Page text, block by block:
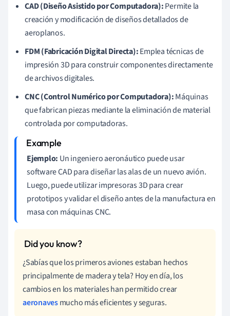
CAD (Diseño Asistido por Computadora):Permite la
creación y modificación de diseños detallados de
aeroplanos.
FDM (Fabricación Digital Directa):Emplea técnicas de
impresión 3D para construir componentes directamente
de archivos digitales.
CNC (Control Numérico por Computadora):Máquinas
que fabrican piezas mediante la eliminación de material
controlada por computadoras.
Ejemplo: Un ingeniero aeronáutico puede usar
software CAD para diseñar las alas de un nuevo avión.
Luego, puede utilizar impresoras 3D para crear
prototipos y validar el diseño antes de la manufactura en
masa con máquinas CNC.
¿Sabías que los primeros aviones estaban hechos
principalmente de madera y tela? Hoy en día, los
cambios en los materiales han permitido crear
aeronavesmucho más eficientes y seguras.